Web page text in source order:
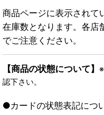
商品ページに表示されて
在庫数となります。各店
でご注意ください。
【商品の状態について】
認下さい。
●カードの状態表記につ